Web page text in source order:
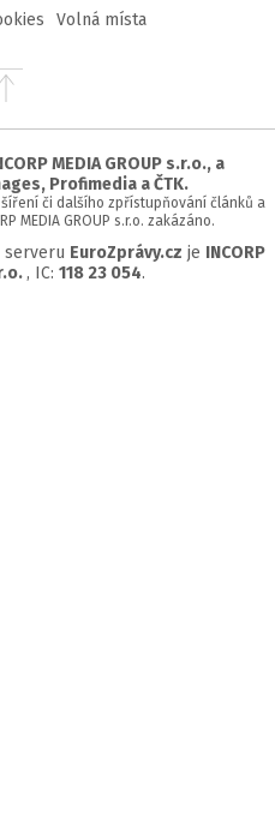
Volná místa
MEDIA GROUP s.r.o., a
Profimedia a ČTK.
či dalšího zpřístupňování článků a
MEDIA GROUP s.r.o. zakázáno.
serveru EuroZprávy.cz je INCORP
, IC: 118 23 054.